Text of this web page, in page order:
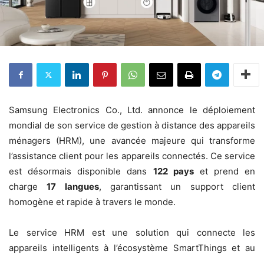
Samsung Electronics Co., Ltd. annonce le déploiement
mondial de son service de gestion à distance des appareils
ménagers (HRM), une avancée majeure qui transforme
l’assistance client pour les appareils connectés. Ce service
est désormais disponible dans 122 payset prend en
charge17 langues, garantissant un support client
homogène et rapide à travers le monde.
Le service HRM est une solution qui connecte les
appareils intelligents à l’écosystème SmartThings et au